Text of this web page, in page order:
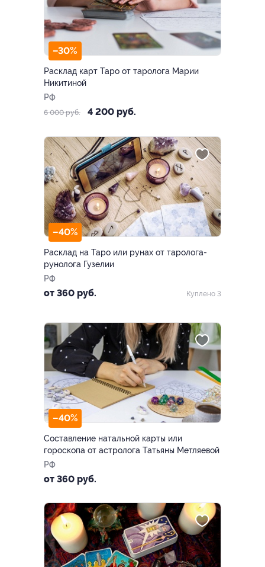
–30%
Расклад карт Таро от таролога Марии
Никитиной
РФ
6 000 руб. 4 200 руб.
–40%
Расклад на Таро или рунах от таролога-
рунолога Гузелии
РФ
от 360 руб. Куплено 3
–40%
Составление натальной карты или
гороскопа от астролога Татьяны Метляевой
РФ
от 360 руб.